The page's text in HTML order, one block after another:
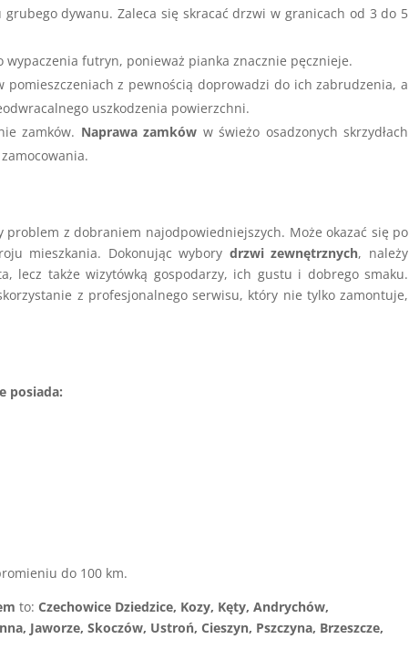
dywanu. Zaleca się skracać drzwi w granicach od 3 do 5
futryn, ponieważ pianka znacznie pęcznieje.
pomieszczeniach z pewnością doprowadzi do ich zabrudzenia, a
uszkodzenia powierzchni.
zamków. Naprawa zamków w świeżo osadzonych skrzydłach
problem z dobraniem najodpowiedniejszych. Może okazać się po
mieszkania. Dokonując wybory drzwi zewnętrznych, należy
lecz także wizytówką gospodarzy, ich gustu i dobrego smaku.
z profesjonalnego serwisu, który nie tylko zamontuje,
posiada:
do 100 km.
to:Czechowice Dziedzice, Kozy, Kęty, Andrychów,
Jaworze, Skoczów, Ustroń, Cieszyn, Pszczyna, Brzeszcze,